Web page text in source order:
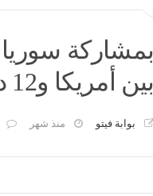
بمشاركة
بين أمريكا و12 دولة عربية بالبحرين
بوابة فيتو منذ شهر